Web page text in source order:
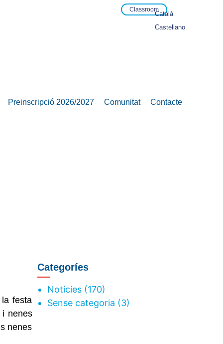
Classroom
Català
Castellano
Preinscripció 2026/2027 Comunitat Contacte
festa
i nenes
nenes
Categoríes
Notícies(170)
Sense categoria (3)